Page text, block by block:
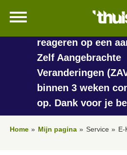
Naar hoofdinhoud
Naar hoofdnavigatiemenu
Naar zoeken
Naar de
Ga naar Hoofd
langer duren
reageren op een
Zelf Aangebrachte
Veranderingen
binnen 3 weken
op. Dank voor je
Home Mijn pagina Service E-